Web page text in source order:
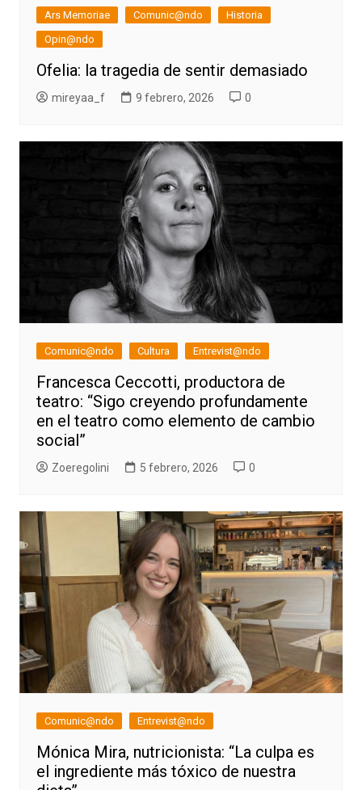
Ars Memoriae Comunic@ndo
Historia
Opin@ndo
Ofelia: la tragedia de sentir demasiado
mireyaa_f 9 febrero, 2026 0
Comunic@ndo Cultura Entrevist@ndo
Francesca Ceccotti, productora de
teatro: “Sigo creyendo profundamente
en el teatro como elemento de cambio
social”
Zoeregolini 5 febrero, 2026 0
Comunic@ndo Entrevist@ndo
Mónica Mira, nutricionista: “La culpa es
el ingrediente más tóxico de nuestra